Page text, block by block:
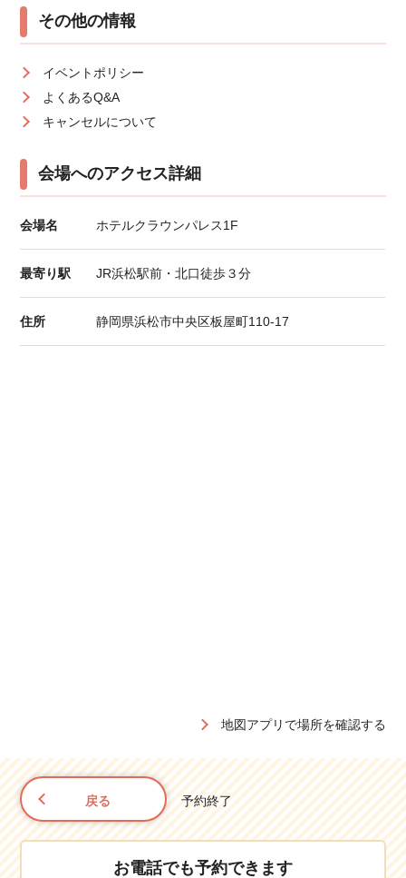
その他の情報
イベントポリシー
よくあるQ&A
キャンセルについて
会場へのアクセス詳細
会場名 ホテルクラウンパレス1F
最寄り駅 JR浜松駅前・北口徒歩３分
住所 静岡県浜松市中央区板屋町110-17
地図アプリで場所を確認する
戻る 予約終了
お電話でも予約できます